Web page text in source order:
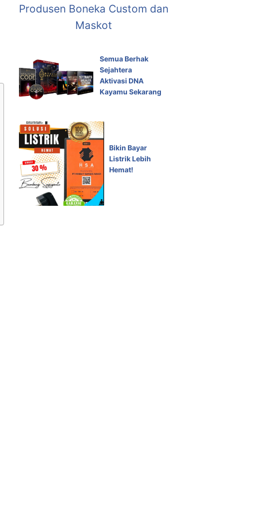
Produsen Boneka Custom dan
Maskot
Semua Berhak
Sejahtera
Aktivasi DNA
Kayamu Sekarang
Bikin Bayar
Listrik Lebih
Hemat!